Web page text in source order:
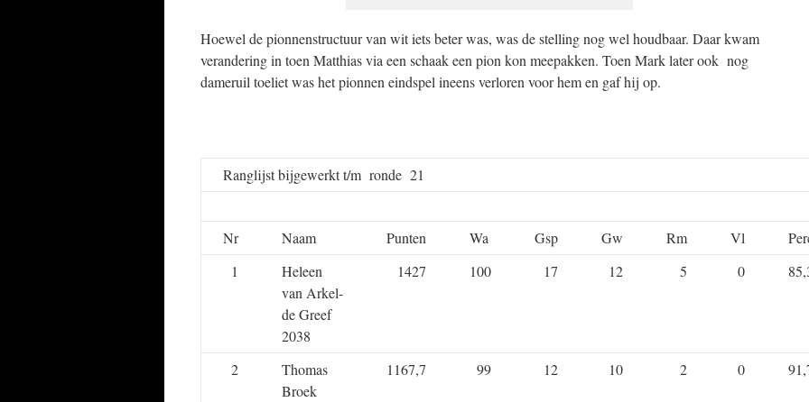
Hoewel de pionnenstructuur van wit iets beter was, was de stelling nog wel houdbaar. Daar kwam
verandering in toen Matthias via een schaak een pion kon meepakken. Toen Mark later ook nog
dameruil toeliet was het pionnen eindspel ineens verloren voor hem en gaf hij op.
Ranglijst bijgewerkt t/m ronde 21
Nr Naam Punten Wa Gsp Gw Rm Vl
1
Heleen
van Arkel-
de Greef
2038
1427 100 17 12 5 0
2
Thomas
Broek
1167,7 99 12 10 2 0